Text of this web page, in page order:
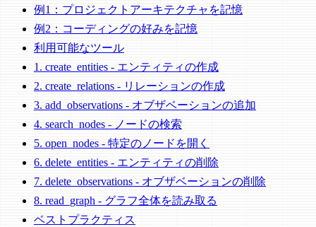
例1：プロジェクトアーキテクチャを記憶
例2：コーディングの好みを記憶
利用可能なツール
1. create_entities - エンティティの作成
2. create_relations - リレーションの作成
3. add_observations - オブザベーションの追加
4. search_nodes - ノードの検索
5. open_nodes - 特定のノードを開く
6. delete_entities - エンティティの削除
7. delete_observations - オブザベーションの削除
8. read_graph - グラフ全体を読み取る
ベストプラクティス